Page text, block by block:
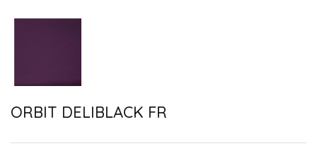
ORBIT DELIBLACK FR